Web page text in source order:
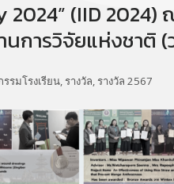
(IID
การวิจัยแห่งชาติ (
รมโรงเรียน รางวัล รางวัล 2567